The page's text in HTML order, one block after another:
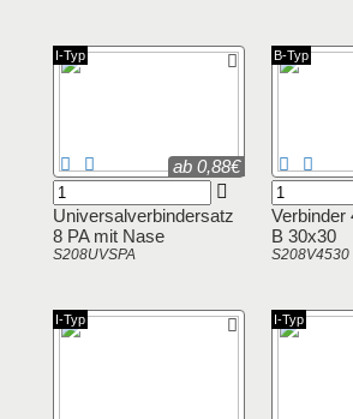
Universalverbindersatz
8 PA mit Nase
S208UVSPA
ab 0,88€
I-Typ
Verbinder
B 30x30
S208V4530
B-Typ
I-Typ I-Typ